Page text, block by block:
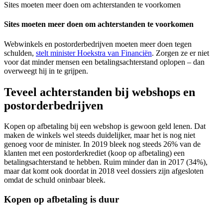
Sites moeten meer doen om achterstanden te voorkomen
Sites moeten meer doen om achterstanden te voorkomen
Webwinkels en postorderbedrijven moeten meer doen tegen
schulden, stelt minister Hoekstra van Financiën. Zorgen ze er niet
voor dat minder mensen een betalingsachterstand oplopen – dan
overweegt hij in te grijpen.
Teveel achterstanden bij webshops en
postorderbedrijven
Kopen op afbetaling bij een webshop is gewoon geld lenen. Dat
maken de winkels wel steeds duidelijker, maar het is nog niet
genoeg voor de minister. In 2019 bleek nog steeds 26% van de
klanten met een postorderkrediet (koop op afbetaling) een
betalingsachterstand te hebben. Ruim minder dan in 2017 (34%),
maar dat komt ook doordat in 2018 veel dossiers zijn afgesloten
omdat de schuld oninbaar bleek.
Kopen op afbetaling is duur